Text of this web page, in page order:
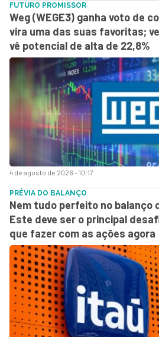
4 de agosto de 2026 - 10:17
FUTURO PROMISSOR
Weg (WEGE3) ganha voto de
vira uma das suas favoritas;
vê potencial de alta de 22,8%
PRÉVIA DO BALANÇO
Nem tudo perfeito no balanço
Este deve ser o principal
que fazer com as ações agora